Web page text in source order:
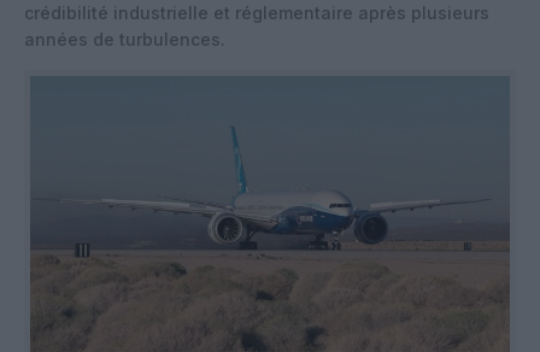
crédibilité industrielle et réglementaire après plusieurs
années de turbulences.